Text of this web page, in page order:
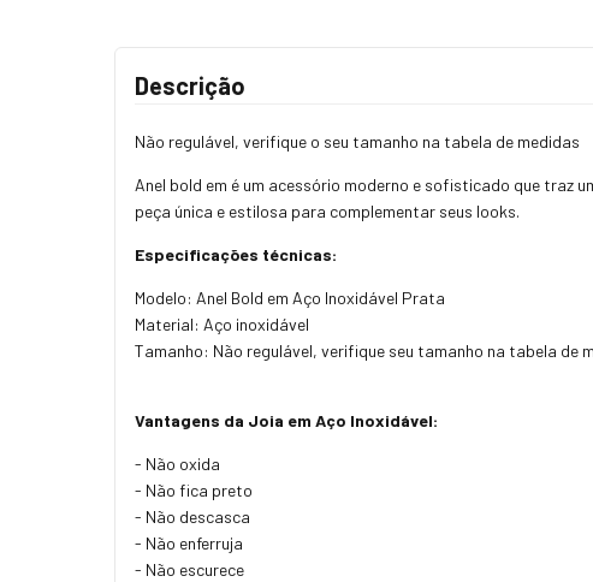
Descrição
Não regulável, verifique o seu tamanho na tabela de medidas
Anel bold em é um acessório moderno e sofisticado que traz
peça única e estilosa para complementar seus looks.
Especificações técnicas:
Modelo: Anel Bold em Aço Inoxidável Prata
Material: Aço inoxidável
Tamanho: Não regulável, verifique seu tamanho na tabela de
Vantagens da Joia em Aço Inoxidável:
- Não oxida
- Não fica preto
- Não descasca
- Não enferruja
- Não escurece